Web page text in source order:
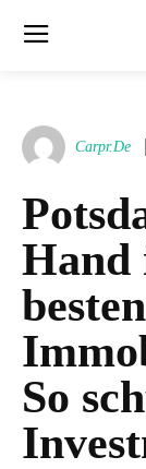
Carpr.de
Hand
So